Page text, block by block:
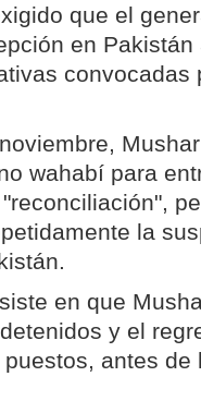
que el
en
convocadas
wahabí para
la
en que
y el
antes de